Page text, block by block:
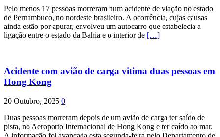
Pelo menos 17 pessoas morreram num acidente de viação no estado
de Pernambuco, no nordeste brasileiro. A ocorrência, cujas causas
ainda estão por apurar, envolveu um autocarro que estabelecia a
ligação entre o estado da Bahia e o interior de […]
Acidente com avião de carga vitima duas pessoas em
Hong Kong
20 Outubro, 2025 0
Duas pessoas morreram depois de um avião de carga ter saído de
pista, no Aeroporto Internacional de Hong Kong e ter caído ao mar.
A informação foi avançada esta segunda-feira pelo Departamento de